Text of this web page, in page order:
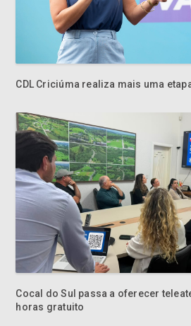
CDL Criciúma realiza mais uma
Cocal do Sul passa a oferecer
horas gratuito